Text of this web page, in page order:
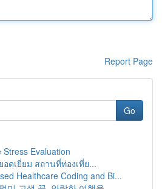
Report Page
Go
Evaluation
ดเยี่ยม สถานที่ท่องเที่ย...
Healthcare Coding and Bi...